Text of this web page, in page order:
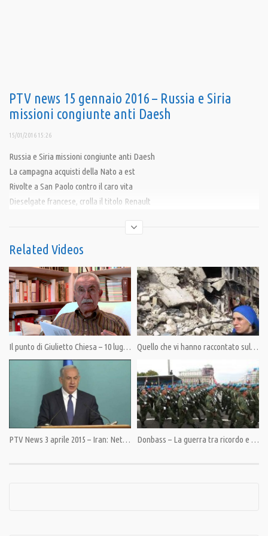
PTV news 15 gennaio 2016 – Russia e Siria
missioni congiunte anti Daesh
15/01/2016 15:26
Russia e Siria missioni congiunte anti Daesh
La campagna acquisti della Nato a est
Rivolte a San Paolo contro il caro vita
Dieselgate francese, crolla il titolo Renault
Condividi
Category:News,PrimoPiano
Tags:Brasile,Giulietto Chiesa,Nato,Pandora TV ,PandoraTV,Renault,Russia,Siria
Related Videos
Il punto di Giulietto Chiesa – 10 luglio 2014 – La grande truffa della riforma elettorale Quello che vi hanno raccontato sulla Siria è tutto falso
PTV News 3 aprile 2015 – Iran: Netanyahu contro tutti Donbass – La guerra tra ricordo e realtà